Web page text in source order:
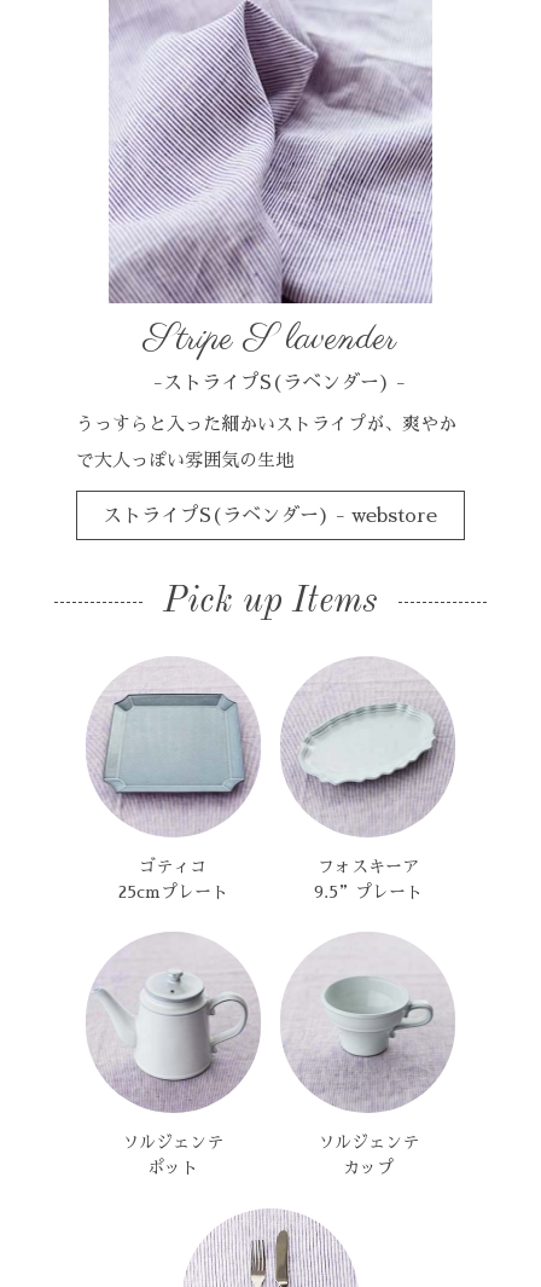
Stripe S lavender
-ストライプS(ラベンダー) -
うっすらと入った細かいストライプが、爽やか
で大人っぽい雰囲気の生地
ストライプS(ラベンダー) - webstore
Pick up Items
ゴティコ
25cmプレート
フォスキーア
9.5”プレート
ソルジェンテ
ポット
ソルジェンテ
カップ